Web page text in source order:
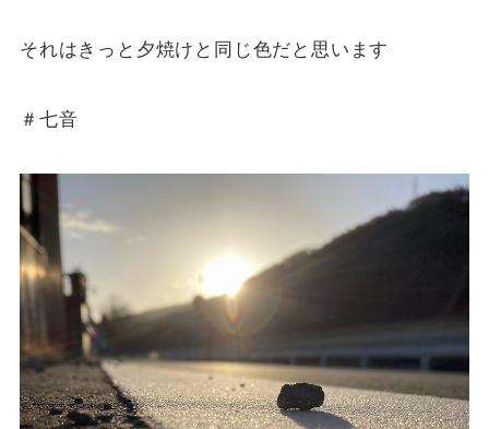
それはきっと夕焼けと同じ色だと思います
＃七音